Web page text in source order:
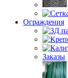
Ограждения
Заказы